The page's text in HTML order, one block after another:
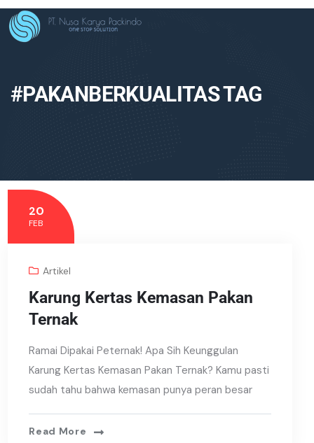
#PAKANBERKUALITAS TAG
20
FEB
Artikel
Karung Kertas Kemasan Pakan
Ternak
Ramai Dipakai Peternak! Apa Sih Keunggulan
Karung Kertas Kemasan Pakan Ternak? Kamu pasti
sudah tahu bahwa kemasan punya peran besar
Read More